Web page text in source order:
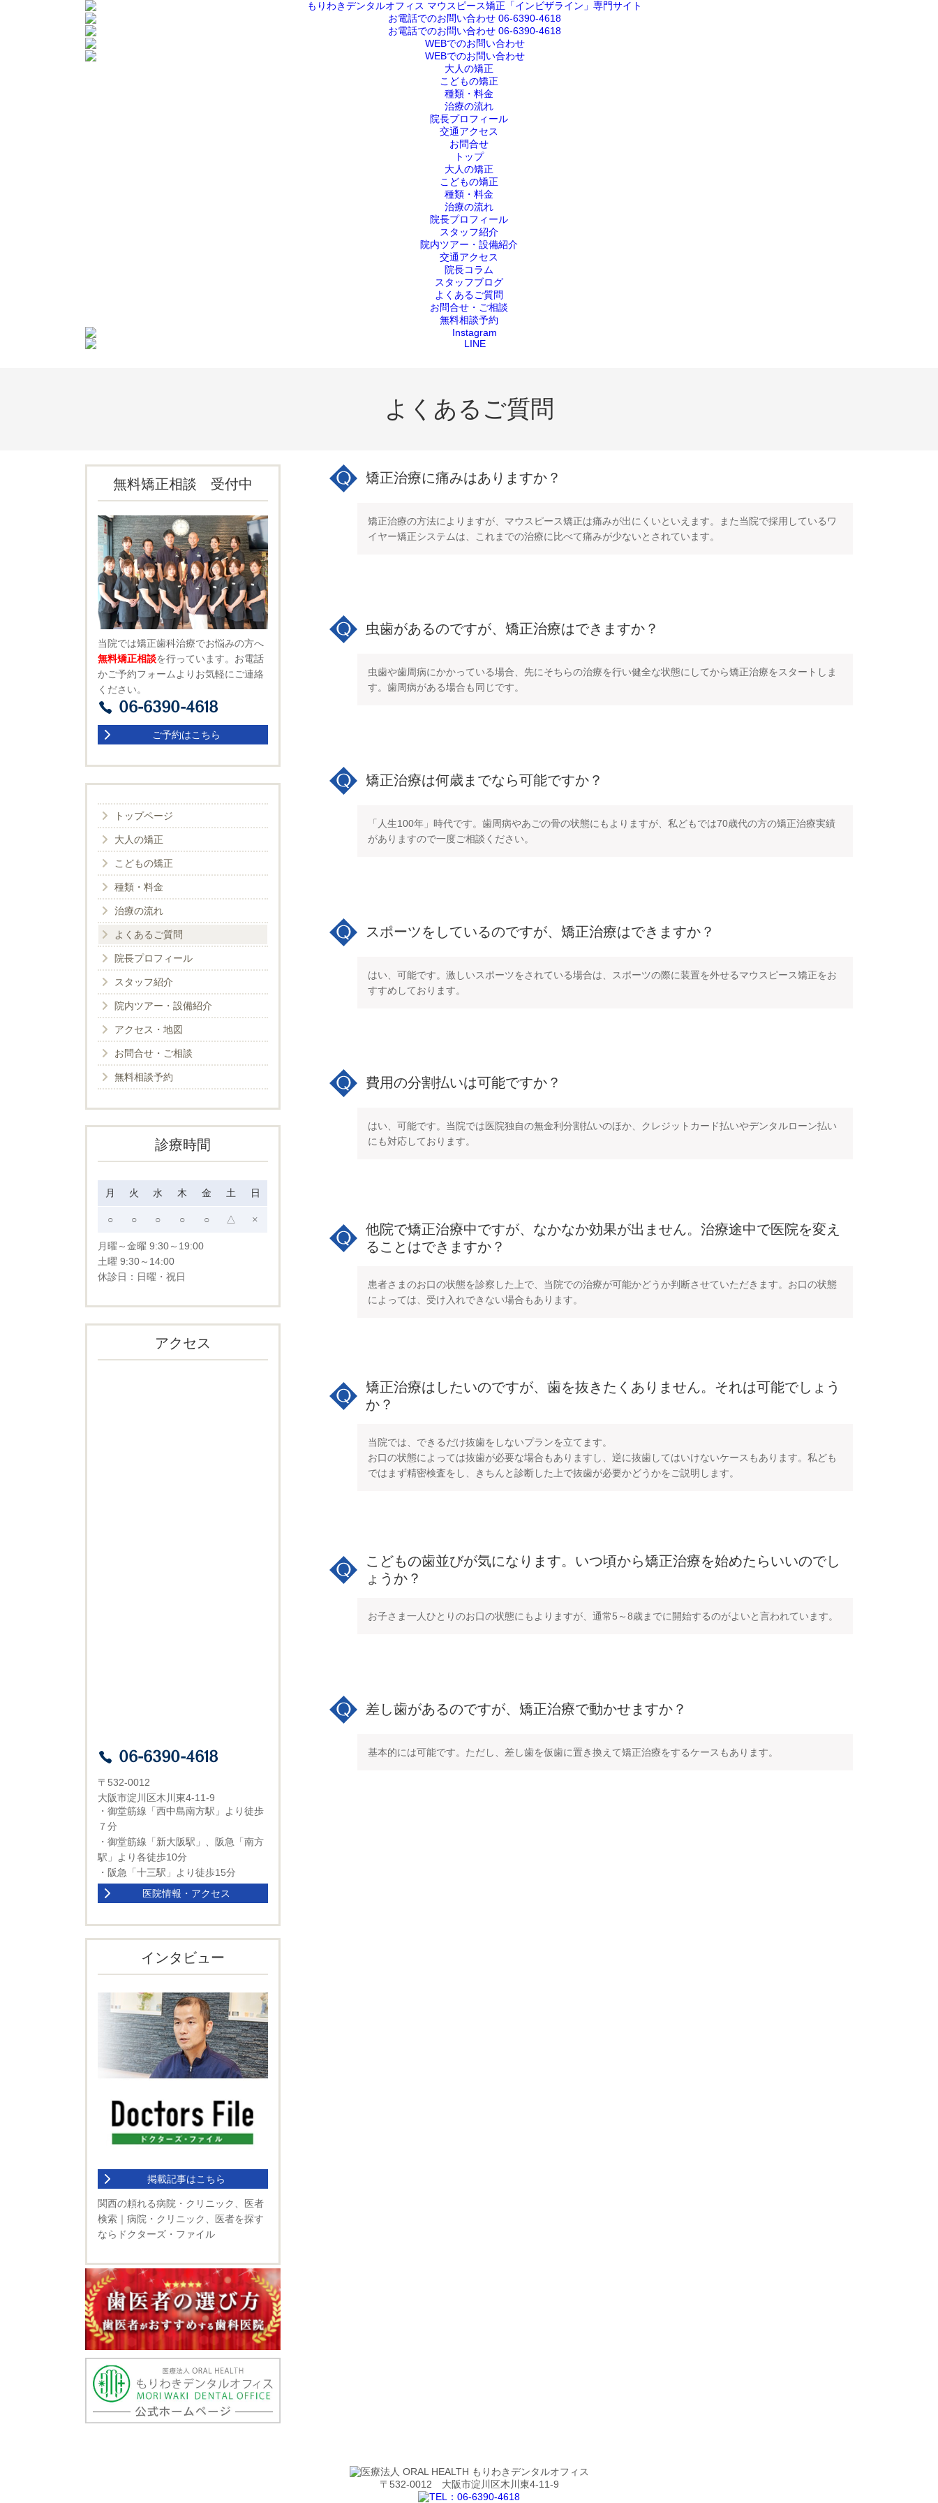
大人の矯正
こどもの矯正
種類・料金
治療の流れ
院長プロフィール
交通アクセス
お問合せ
トップ
大人の矯正
こどもの矯正
種類・料金
治療の流れ
院長プロフィール
スタッフ紹介
院内ツアー・設備紹介
交通アクセス
院長コラム
スタッフブログ
よくあるご質問
お問合せ・ご相談
無料相談予約
よくあるご質問
矯正治療に痛みはありますか？
矯正治療の方法によりますが、マウスピース矯正は痛みが出にくいといえます。また当院で採用しているワ
イヤー矯正システムは、これまでの治療に比べて痛みが少ないとされています。
虫歯があるのですが、矯正治療はできますか？
虫歯や歯周病にかかっている場合、先にそちらの治療を行い健全な状態にしてから矯正治療をスタートしま
す。歯周病がある場合も同じです。
矯正治療は何歳までなら可能ですか？
「人生100年」時代です。歯周病やあごの骨の状態にもよりますが、私どもでは70歳代の方の矯正治療実績
がありますので一度ご相談ください。
スポーツをしているのですが、矯正治療はできますか？
はい、可能です。激しいスポーツをされている場合は、スポーツの際に装置を外せるマウスピース矯正をお
すすめしております。
費用の分割払いは可能ですか？
はい、可能です。当院では医院独自の無金利分割払いのほか、クレジットカード払いやデンタルローン払い
にも対応しております。
他院で矯正治療中ですが、なかなか効果が出ません。治療途中で医院を変え
ることはできますか？
患者さまのお口の状態を診察した上で、当院での治療が可能かどうか判断させていただきます。お口の状態
によっては、受け入れできない場合もあります。
矯正治療はしたいのですが、歯を抜きたくありません。それは可能でしょう
か？
当院では、できるだけ抜歯をしないプランを立てます。
お口の状態によっては抜歯が必要な場合もありますし、逆に抜歯してはいけないケースもあります。私ども
ではまず精密検査をし、きちんと診断した上で抜歯が必要かどうかをご説明します。
こどもの歯並びが気になります。いつ頃から矯正治療を始めたらいいのでし
ょうか？
お子さま一人ひとりのお口の状態にもよりますが、通常5～8歳までに開始するのがよいと言われています。
差し歯があるのですが、矯正治療で動かせますか？
基本的には可能です。ただし、差し歯を仮歯に置き換えて矯正治療をするケースもあります。
無料矯正相談 受付中
当院では矯正歯科治療でお悩みの方へ
無料矯正相談を行っています。お電話
かご予約フォームよりお気軽にご連絡
ください。
06-6390-4618
ご予約はこちら
トップページ
大人の矯正
こどもの矯正
種類・料金
治療の流れ
よくあるご質問
院長プロフィール
スタッフ紹介
院内ツアー・設備紹介
アクセス・地図
お問合せ・ご相談
無料相談予約
診療時間
月 火 水 木 金 土 日
○ ○ ○ ○ ○ △ ×
月曜～金曜 9:30～19:00
土曜 9:30～14:00
休診日：日曜・祝日
アクセス
06-6390-4618
〒532-0012
大阪市淀川区木川東4-11-9
・御堂筋線「西中島南方駅」より徒歩
７分
・御堂筋線「新大阪駅」、阪急「南方
駅」より各徒歩10分
・阪急「十三駅」より徒歩15分
医院情報・アクセス
インタビュー
掲載記事はこちら
関西の頼れる病院・クリニック、医者
検索｜病院・クリニック、医者を探す
ならドクターズ・ファイル
〒532-0012 大阪市淀川区木川東4-11-9